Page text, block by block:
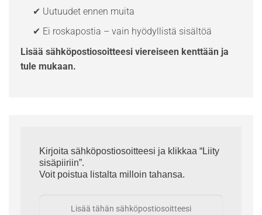
✔ Uutuudet ennen muita
✔ Ei roskapostia – vain hyödyllistä sisältöä
Lisää sähköpostiosoitteesi viereiseen kenttään ja
tule mukaan.
Kirjoita sähköpostiosoitteesi ja klikkaa “Liity
sisäpiiriin”.
Voit poistua listalta milloin tahansa.